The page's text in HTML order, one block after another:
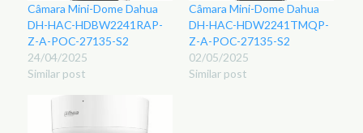
Câmara Mini-Dome Dahua
DH-HAC-HDBW2241RAP-
Z-A-POC-27135-S2
24/04/2025
Similar post
Câmara Mini-Dome Dahua
DH-HAC-HDW2241TMQP-
Z-A-POC-27135-S2
02/05/2025
Similar post